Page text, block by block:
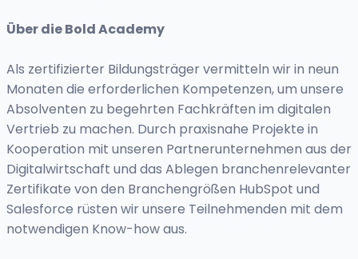
Über die Bold Academy
Als zertifizierter Bildungsträger vermitteln wir in neun
Monaten die erforderlichen Kompetenzen, um unsere
Absolventen zu begehrten Fachkräften im digitalen
Vertrieb zu machen. Durch praxisnahe Projekte in
Kooperation mit unseren Partnerunternehmen aus der
Digitalwirtschaft und das Ablegen branchenrelevanter
Zertifikate von den Branchengrößen HubSpot und
Salesforce rüsten wir unsere Teilnehmenden mit dem
notwendigen Know-how aus.